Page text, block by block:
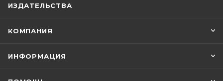
ИЗДАТЕЛЬСТВА
КОМПАНИЯ
ИНФОРМАЦИЯ